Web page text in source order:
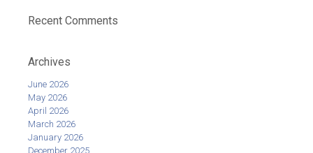
Recent Comments
Archives
June 2026
May 2026
April 2026
March 2026
January 2026
December 2025